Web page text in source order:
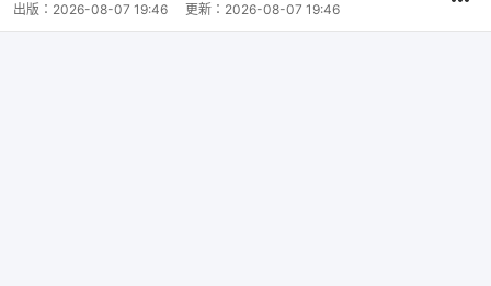
出版： 2026-08-07 19:46 更新： 2026-08-07 19:46